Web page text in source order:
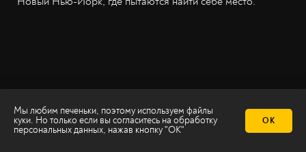
Мы любим печеньки, поэтому используем файлы
куки. Но только если вы согласитесь на обработку
персональных данных, нажав кнопку "ОК"
ОК